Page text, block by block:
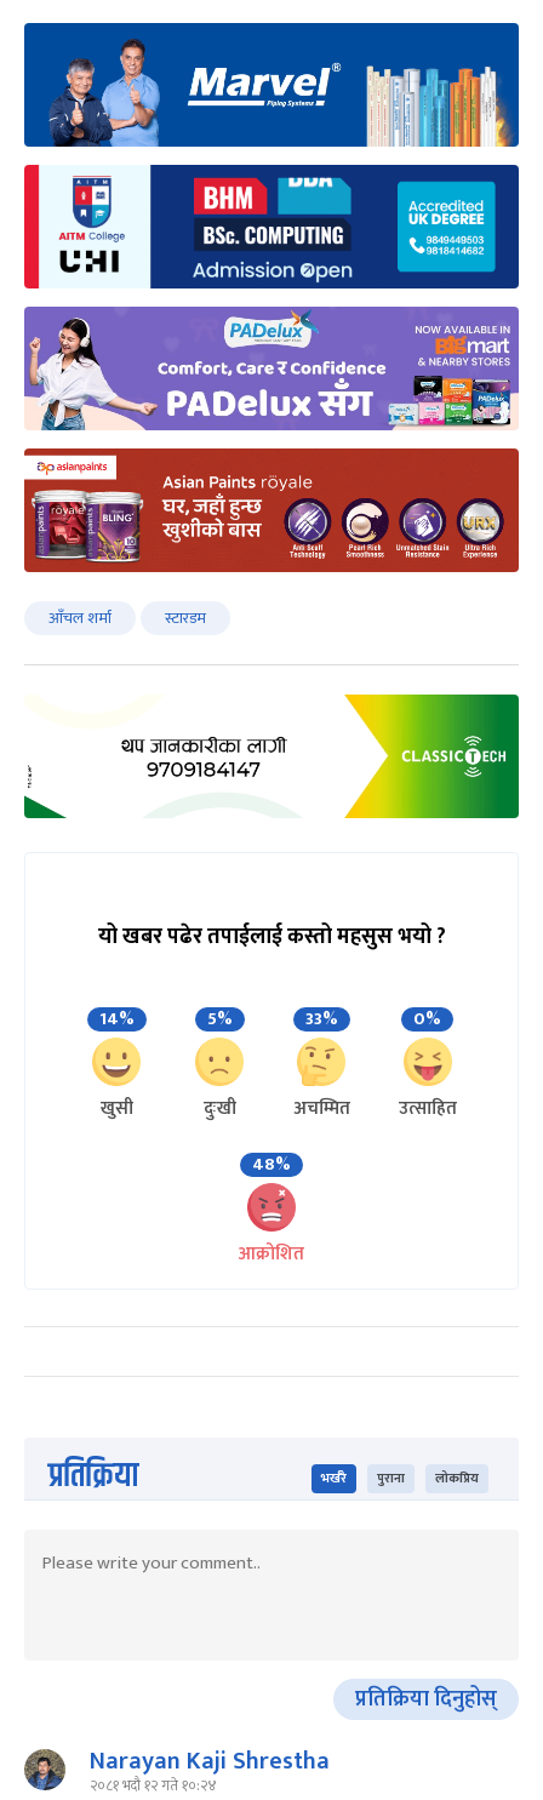
आँचल शर्मा स्टारडम
यो खबर पढेर तपाईलाई कस्तो महसुस भयो ?
14%
खुसी
5%
दुःखी
33%
अचम्मित
0%
उत्साहित
48%
आक्रोशित
प्रतिक्रिया भर्खरै पुराना लोकप्रिय
प्रतिक्रिया दिनुहोस्
Narayan Kaji Shrestha
२०८१ भदौ १२ गते १०:२४